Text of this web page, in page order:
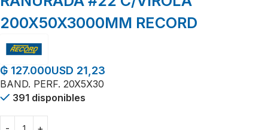
200X50X3000MM RECORD
₲ 127.000USD 21,23
BAND. PERF. 20X5X30
391 disponibles